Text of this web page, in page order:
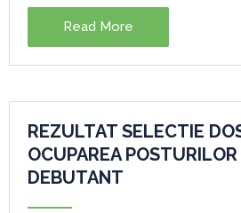
Read More
REZULTAT SELECTIE
OCUPAREA
DEBUTANT